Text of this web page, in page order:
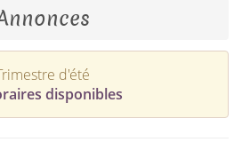
d'été
disponibles